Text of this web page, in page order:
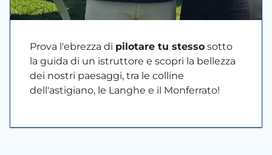
Prova l'ebrezza di pilotare tu stesso sotto
la guida di un istruttore e scopri la bellezza
dei nostri paesaggi, tra le colline
dell'astigiano, le Langhe e il Monferrato!